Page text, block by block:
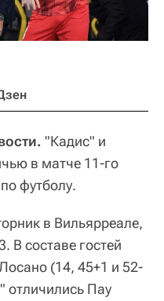
"Кадис" и
в матче 11-го
футболу.
в Вильярреале,
В составе гостей
(14, 45+1 и 52-
отличились Пау